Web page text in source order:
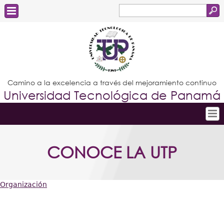
de
búsqueda
Estudiantes
Docentes
Administrativos
Graduados
Camino a la excelencia a través del mejoramiento continuo
Universidad Tecnológica de Panamá
Conoce la UTP
CONOCE LA UTP
Organización